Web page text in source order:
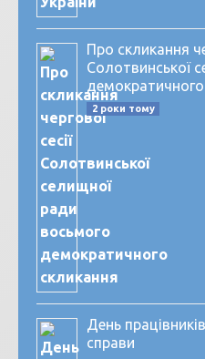
Про скликання
Солотвинської
2 роки тому
День
справи